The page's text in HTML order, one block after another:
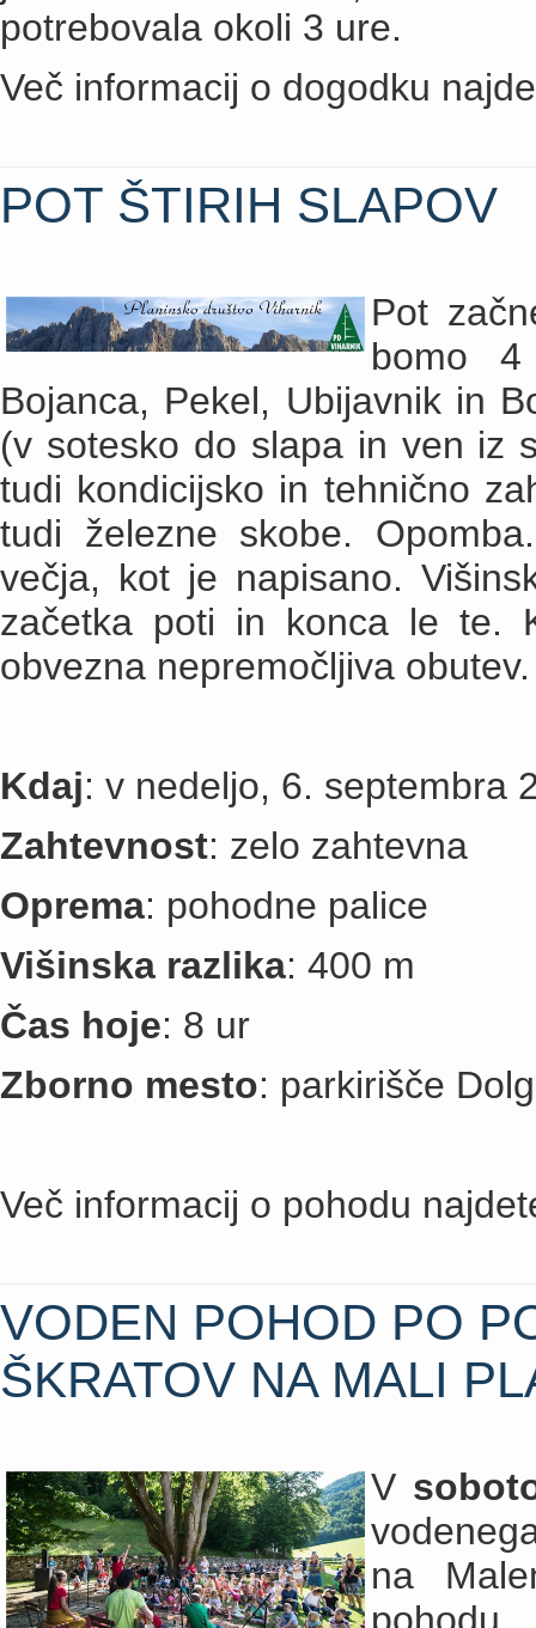
potrebovala okoli 3 ure.
Več informacij o dogodku
POT ŠTIRIH SLAPOV
Pot
bomo
Bojanca, Pekel, Ubijavnik in
(v sotesko do slapa in ven iz
tudi kondicijsko in tehnično
tudi železne skobe.
večja, kot je napisano.
začetka poti in konca le te.
obvezna nepremočljiva
Kdaj: v nedeljo, 6. septembra
Zahtevnost: zelo zahtevna
Oprema: pohodne palice
Višinska razlika: 400 m
Čas hoje: 8 ur
Zborno mesto: parkirišče
Več informacij o pohodu
VODEN POHOD PO
ŠKRATOV NA MALI
V
na